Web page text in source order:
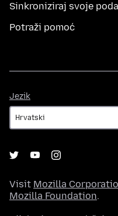
Sinkroniziraj svoje
Potraži pomoć
Jezik
Visit Mozilla
Mozilla Foundation.